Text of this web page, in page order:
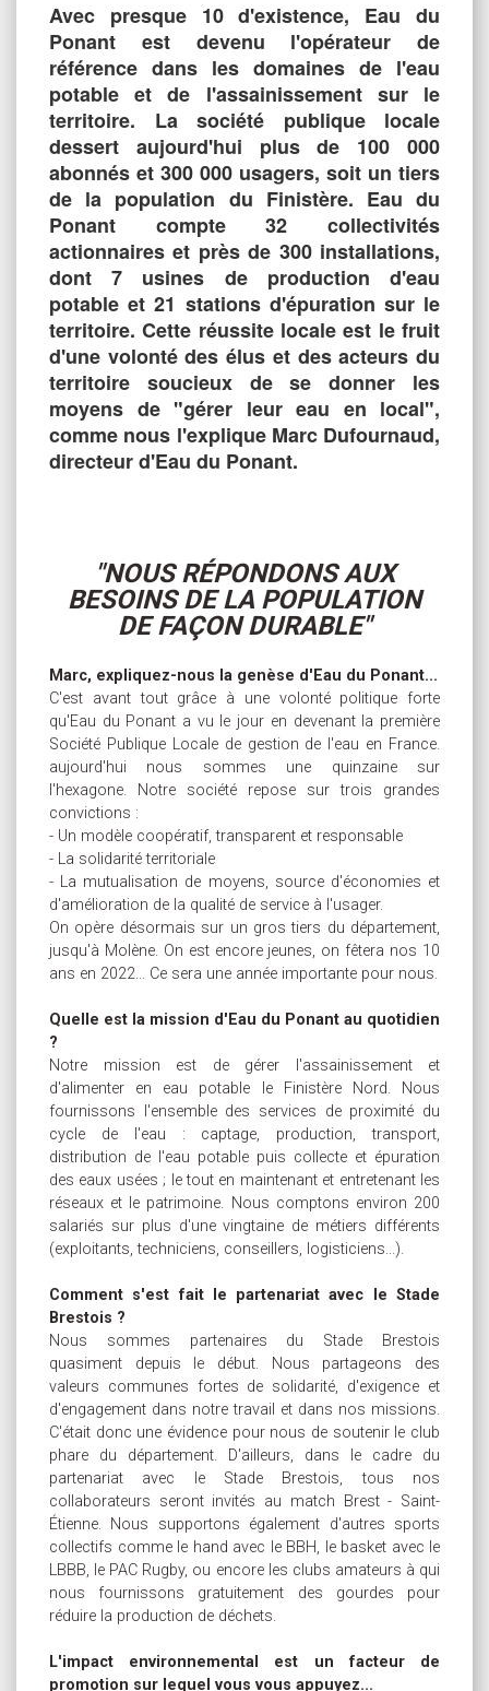
Avec presque 10 d'existence, Eau du
Ponant est devenu l'opérateur de
référence dans les domaines de l'eau
potable et de l'assainissement sur le
territoire. La société publique locale
dessert aujourd'hui plus de 100 000
abonnés et 300 000 usagers, soit un tiers
de la population du Finistère. Eau du
Ponant compte 32 collectivités
actionnaires et près de 300 installations,
dont 7 usines de production d'eau
potable et 21 stations d'épuration sur le
territoire. Cette réussite locale est le fruit
d'une volonté des élus et des acteurs du
territoire soucieux de se donner les
moyens de "gérer leur eau en local",
comme nous l'explique Marc Dufournaud,
directeur d'Eau du Ponant.
"NOUS RÉPONDONS AUX
BESOINS DE LA POPULATION
DE FAÇON DURABLE"
Marc, expliquez-nous la genèse d'Eau du Ponant...
C'est avant tout grâce à une volonté politique forte
qu'Eau du Ponant a vu le jour en devenant la première
Société Publique Locale de gestion de l'eau en France.
aujourd'hui nous sommes une quinzaine sur
l'hexagone. Notre société repose sur trois grandes
convictions :
- Un modèle coopératif, transparent et responsable
- La solidarité territoriale
- La mutualisation de moyens, source d'économies et
d'amélioration de la qualité de service à l'usager.
On opère désormais sur un gros tiers du département,
jusqu'à Molène. On est encore jeunes, on fêtera nos 10
ans en 2022... Ce sera une année importante pour nous.
Quelle est la mission d'Eau du Ponant au quotidien
?
Notre mission est de gérer l'assainissement et
d'alimenter en eau potable le Finistère Nord. Nous
fournissons l'ensemble des services de proximité du
cycle de l'eau : captage, production, transport,
distribution de l'eau potable puis collecte et épuration
des eaux usées ; le tout en maintenant et entretenant les
réseaux et le patrimoine. Nous comptons environ 200
salariés sur plus d'une vingtaine de métiers différents
(exploitants, techniciens, conseillers, logisticiens...).
Comment s'est fait le partenariat avec le Stade
Brestois ?
Nous sommes partenaires du Stade Brestois
quasiment depuis le début. Nous partageons des
valeurs communes fortes de solidarité, d'exigence et
d'engagement dans notre travail et dans nos missions.
C'était donc une évidence pour nous de soutenir le club
phare du département. D'ailleurs, dans le cadre du
partenariat avec le Stade Brestois, tous nos
collaborateurs seront invités au match Brest - Saint-
Étienne. Nous supportons également d'autres sports
collectifs comme le hand avec le BBH, le basket avec le
LBBB, le PAC Rugby, ou encore les clubs amateurs à qui
nous fournissons gratuitement des gourdes pour
réduire la production de déchets.
L'impact environnemental est un facteur de
promotion sur lequel vous vous appuyez...